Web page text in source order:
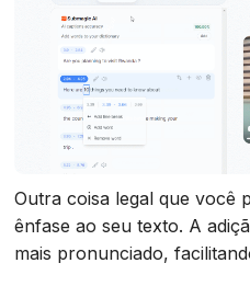
Outra coisa legal que você
ênfase ao seu texto. A
mais pronunciado,